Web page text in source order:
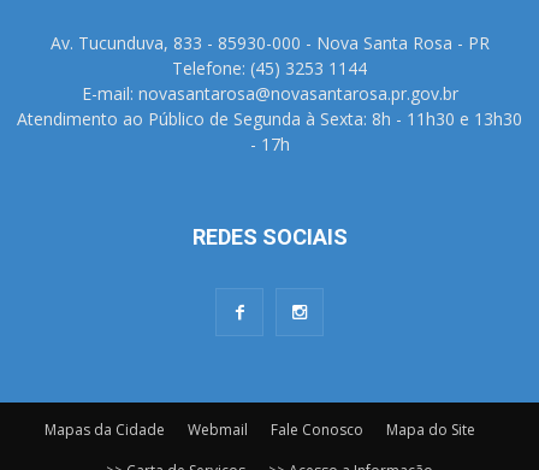
Av. Tucunduva, 833 - 85930-000 - Nova Santa Rosa - PR
Telefone: (45) 3253 1144
E-mail: novasantarosa@novasantarosa.pr.gov.br
Atendimento ao Público de Segunda à Sexta: 8h - 11h30 e 13h30
- 17h
REDES SOCIAIS
Mapas da Cidade Webmail Fale Conosco
Mapa do Site